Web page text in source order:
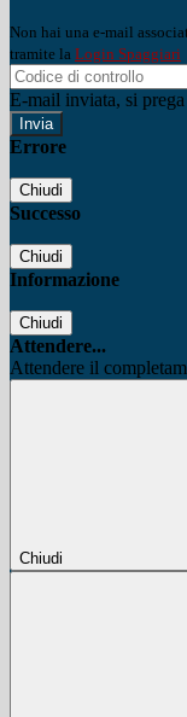
Non hai una e-mail
tramite la Login Spaggiari
E-mail inviata, si
Errore
Chiudi
Successo
Chiudi
Informazione
Chiudi
Attendere...
Attendere il
Chiudi